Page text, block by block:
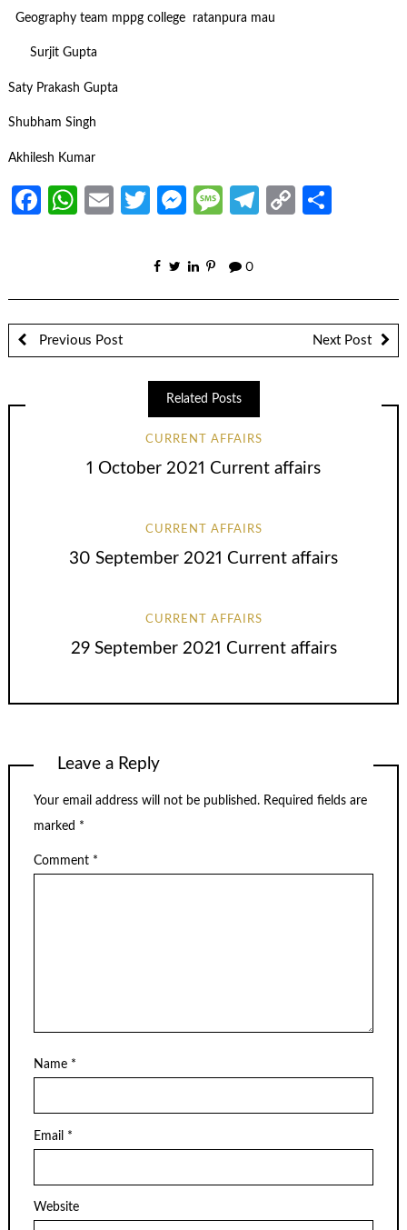
Geography team mppg college ratanpura mau
Surjit Gupta
Saty Prakash Gupta
Shubham Singh
Akhilesh Kumar
Facebook
WhatsApp
EmailTwitter
Messenger
Message
Telegram
Copy
0
Previous Post Next Post
Related Posts
CURRENT AFFAIRS
1 October 2021 Current affairs
CURRENT AFFAIRS
30 September 2021 Current affairs
CURRENT AFFAIRS
29 September 2021 Current affairs
Leave a Reply
Your email address will not be published. Required fields are
marked *
Comment *
Name *
Email *
Website